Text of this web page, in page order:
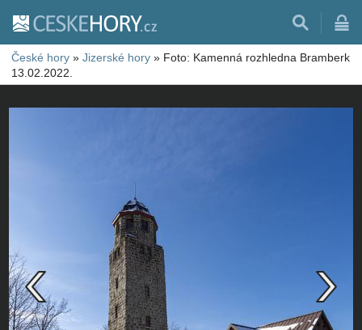
České hory » Jizerské hory » Foto: Kamenná rozhledna Bramberk
13.02.2022.